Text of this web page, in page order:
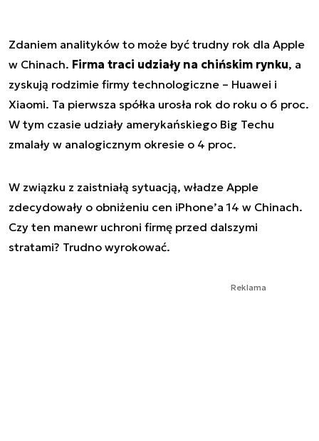
Zdaniem analityków to może być trudny rok dla Apple
w Chinach. Firma traci udziały na chińskim rynku, a
zyskują rodzimie firmy technologiczne – Huawei i
Xiaomi. Ta pierwsza spółka urosła rok do roku o 6 proc.
W tym czasie udziały amerykańskiego Big Techu
zmalały w analogicznym okresie o 4 proc.
W związku z zaistniałą sytuacją, władze Apple
zdecydowały o obniżeniu cen iPhone’a 14 w Chinach.
Czy ten manewr uchroni firmę przed dalszymi
stratami? Trudno wyrokować.
Reklama